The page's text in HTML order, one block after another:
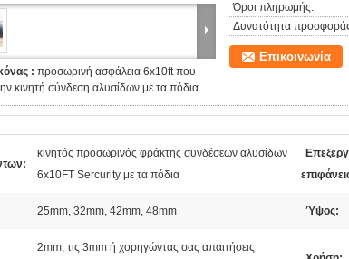
: προσωρινή ασφάλεια 6x10ft που
κινητή σύνδεση αλυσίδων με τα πόδια
Όροι πληρωμής:
Δυνατότητα
Επικοινωνία
κινητός προσωρινός φράκτης συνδέσεων αλυσίδων
6x10FT Sercurity με τα πόδια
25mm, 32mm, 42mm, 48mm Ύψος:
2mm, τις 3mm ή χορηγώντας σας απαιτήσεις